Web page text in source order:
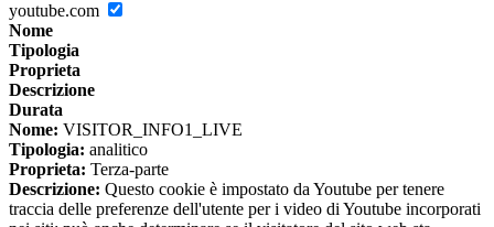
youtube.com
Nome
Tipologia
Proprieta
Descrizione
Durata
Nome: VISITOR_INFO1_LIVE
Tipologia: analitico
Proprieta: Terza-parte
Descrizione: Questo cookie è impostato da Youtube per tenere
traccia delle preferenze dell'utente per i video di Youtube incorporati